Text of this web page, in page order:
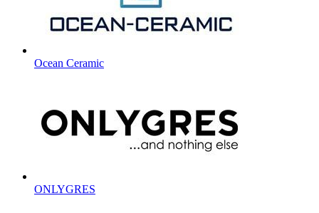
Ocean Ceramic
ONLYGRES